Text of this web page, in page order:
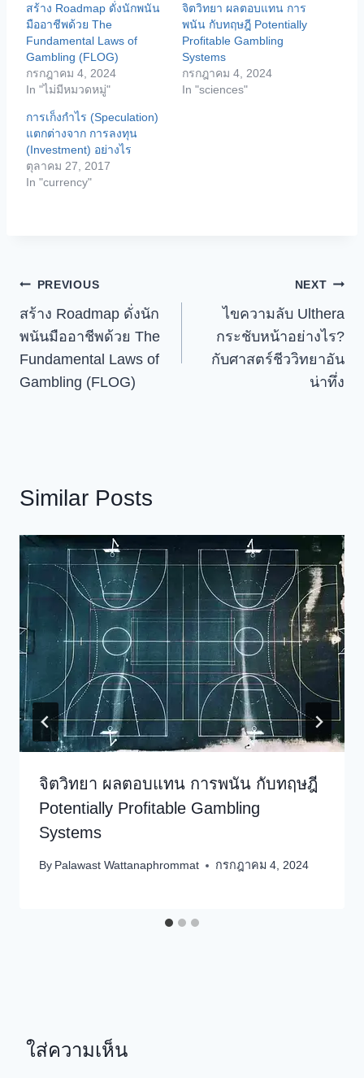
n
g
…
สร้าง Roadmap ดั่งนักพนัน
มืออาชีพด้วย The
Fundamental Laws of
Gambling (FLOG)
กรกฎาคม 4, 2024
In "ไม่มีหมวดหมู่"
จิตวิทยา ผลตอบแทน การ
พนัน กับทฤษฎี Potentially
Proﬁtable Gambling
Systems
กรกฎาคม 4, 2024
In "sciences"
การเก็งกำไร (Speculation)
แตกต่างจาก การลงทุน
(Investment) อย่างไร
ตุลาคม 27, 2017
In "currency"
เมนู
นำทาง
เรื่อง
PREVIOUS
สร้าง Roadmap ดั่งนัก
พนันมืออาชีพด้วย The
Fundamental Laws of
Gambling (FLOG)
NEXT
ไขความลับ Ulthera
กระชับหน้าอย่างไร?
กับศาสตร์ชีววิทยาอัน
น่าทึ่ง
Similar Posts
จิตวิทยา ผลตอบแทน การพนัน กับทฤษฎี
Potentially Proﬁtable Gambling
Systems
By Palawast Wattanaphrommat กรกฎาคม 4, 2024
ใส่ความเห็น